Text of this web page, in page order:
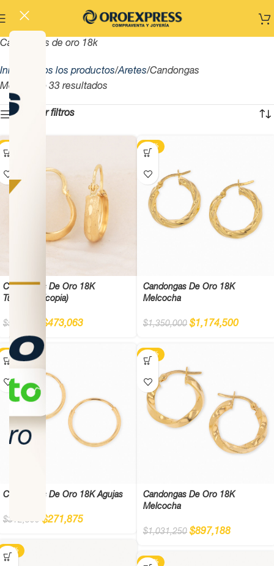
Candongas de oro 18k
Inicio Todos los productos Aretes Candongas
Mostrando 33 resultados
Mostrar filtros
Candongas De Oro 18K
Tubulares (copia)
$543,750 $473,063
-13%
Candongas De Oro 18K
Melcocha
$1,350,000 $1,174,500
-13%
Candongas De Oro 18K Agujas
$312,500 $271,875
-13%
Candongas De Oro 18K
Melcocha
$1,031,250 $897,188
-13%
-13%